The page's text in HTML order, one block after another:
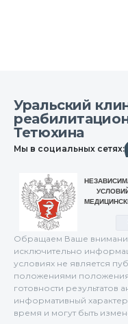
Уральский
Тетюхина
Мы в социальных сетях:
Обращаем Ваше
исключительно
условиях не является
положениями
готовности результатов
информативный
время и могут быть